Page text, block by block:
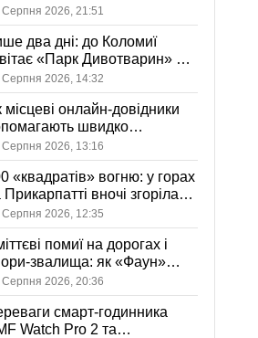
— чим
День міста
Серпня 2026, 21:51
два дні: до Коломиї
«Парк Дивотварин» — і
безкоштовний
Серпня 2026, 14:32
місцеві онлайн-довідники
швидко
послуги у своєму
Серпня 2026, 13:16
«квадратів» вогню: у горах
Прикарпатті вночі згоріла
є постраждала
Серпня 2026, 12:35
помиї на дорогах і
звалища: як «Фаун»
відходи в Коломиї
Серпня 2026, 20:36
смарт-годинника
Watch Pro 2 та